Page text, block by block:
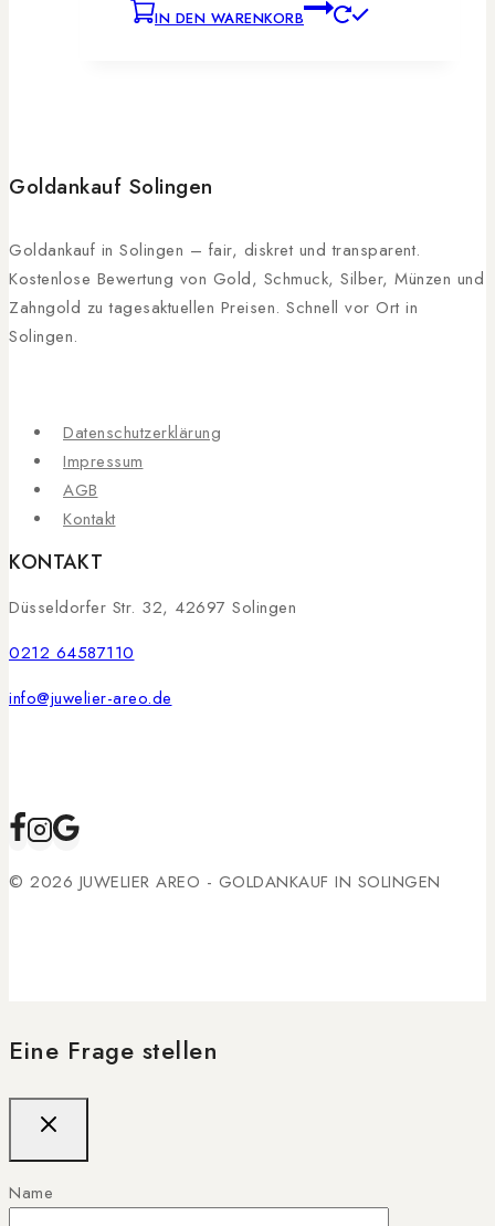
IN DEN WARENKORB
Goldankauf Solingen
Goldankauf in Solingen – fair, diskret und transparent.
Kostenlose Bewertung von Gold, Schmuck, Silber, Münzen und
Zahngold zu tagesaktuellen Preisen. Schnell vor Ort in
Solingen.
Datenschutzerklärung
Impressum
AGB
Kontakt
KONTAKT
Düsseldorfer Str. 32, 42697 Solingen
0212 64587110
info@juwelier-areo.de
© 2026 JUWELIER AREO - GOLDANKAUF IN SOLINGEN
Eine Frage stellen
Name